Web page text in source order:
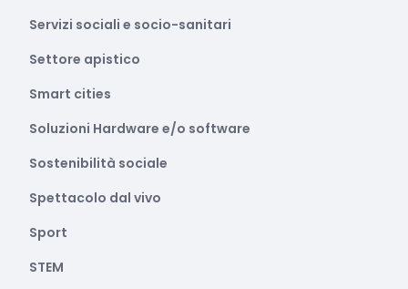
Servizi sociali e socio-sanitari
Settore apistico
Smart cities
Soluzioni Hardware e/o software
Sostenibilità sociale
Spettacolo dal vivo
Sport
STEM